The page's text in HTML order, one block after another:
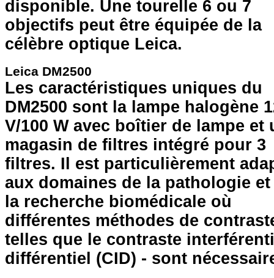
disponible. Une tourelle 6 ou 7
objectifs peut être équipée de la
célèbre optique Leica.
Leica DM2500
Les caractéristiques uniques du
DM2500 sont la lampe halogène
V/100 W avec boîtier de lampe et
magasin de filtres intégré pour 3
filtres. Il est particulièrement
aux domaines de la pathologie et
la recherche biomédicale où
différentes méthodes de
telles que le contraste
différentiel (CID) - sont